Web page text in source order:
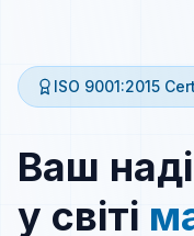
ISO 9001:2015
Ваш
у світі